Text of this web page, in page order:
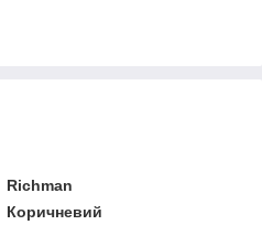
Richman
Коричневий